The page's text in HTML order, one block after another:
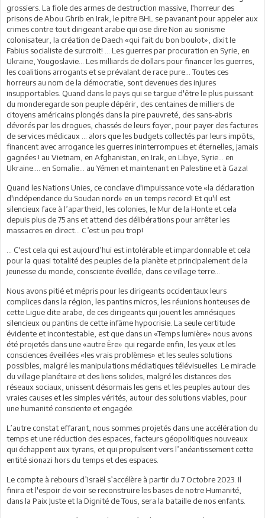
grossiers. La fiole des armes de destruction massive, l'horreur des
prisons de Abou Ghrib en Irak, le pitre BHL se pavanant pour appeler aux
crimes contre tout dirigeant arabe qui ose dire Non au sionisme
colonisateur, la création de Daech «qui fait du bon boulot», dixit le
Fabius socialiste de surcroit! … Les guerres par procuration en Syrie, en
Ukraine, Yougoslavie... Les milliards de dollars pour financer les guerres,
les coalitions arrogants et se prévalant de race pure… Toutes ces
horreurs au nom de la démocratie, sont devenues des injures
insupportables. Quand dans le pays qui se targue d'être le plus puissant
du monderegarde son peuple dépérir, des centaines de milliers de
citoyens américains plongés dans la pire pauvreté, des sans-abris
dévorés par les drogues, chassés de leurs foyer, pour payer des factures
de services médicaux ... alors que les budgets collectés par leurs impôts,
financent avec arrogance les guerres ininterrompues et éternelles, jamais
gagnées ! au Vietnam, en Afghanistan, en Irak, en Libye, Syrie... en
Ukraine.... en Somalie… au Yémen et maintenant en Palestine et à Gaza!
Quand les Nations Unies, ce conclave d'impuissance vote «la déclaration
d'indépendance du Soudan nord» en un temps record! Et qu'il est
silencieux face à l’apartheid, les colonies, le Mur de la Honte et cela
depuis plus de 75 ans et attend des délibérations pour arrêter les
massacres en direct… C’est un peu trop!
... C'est cela qui est aujourd’hui est intolérable et impardonnable et cela
pour la quasi totalité des peuples de la planète et principalement de la
jeunesse du monde, consciente éveillée, dans ce village terre...
Nous avons pitié et mépris pour les dirigeants occidentaux leurs
complices dans la région, les pantins micros, les réunions honteuses de
cette Ligue dite arabe, de ces dirigeants qui jouent les amnésiques
silencieux ou pantins de cette infâme hypocrisie. La seule certitude
évidente et incontestable, est que dans un «Temps lumière» nous avons
été projetés dans une «autre Ère» qui regarde enfin, les yeux et les
consciences éveillées «les vrais problèmes» et les seules solutions
possibles, malgré les manipulations médiatiques télévisuelles. Le miracle
du village planétaire et des liens solides, malgré les distances des
réseaux sociaux, unissent désormais les gens et les peuples autour des
vraies causes et les simples vérités, autour des solutions viables, pour
une humanité consciente et engagée.
L’autre constat effarant, nous sommes projetés dans une accélération du
temps et une réduction des espaces, facteurs géopolitiques nouveaux
qui échappent aux tyrans, et qui propulsent vers l’anéantissement cette
entité sionazi hors du temps et des espaces.
Le compte à rebours d’Israël s’accélère à partir du 7 Octobre 2023. Il
finira et l'espoir de voir se reconstruire les bases de notre Humanité,
dans la Paix Juste et la Dignité de Tous, sera la bataille de nos enfants.